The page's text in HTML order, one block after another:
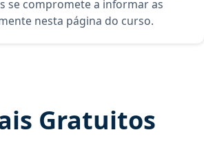
se compromete a informar as
nesta página do curso.
Gratuitos